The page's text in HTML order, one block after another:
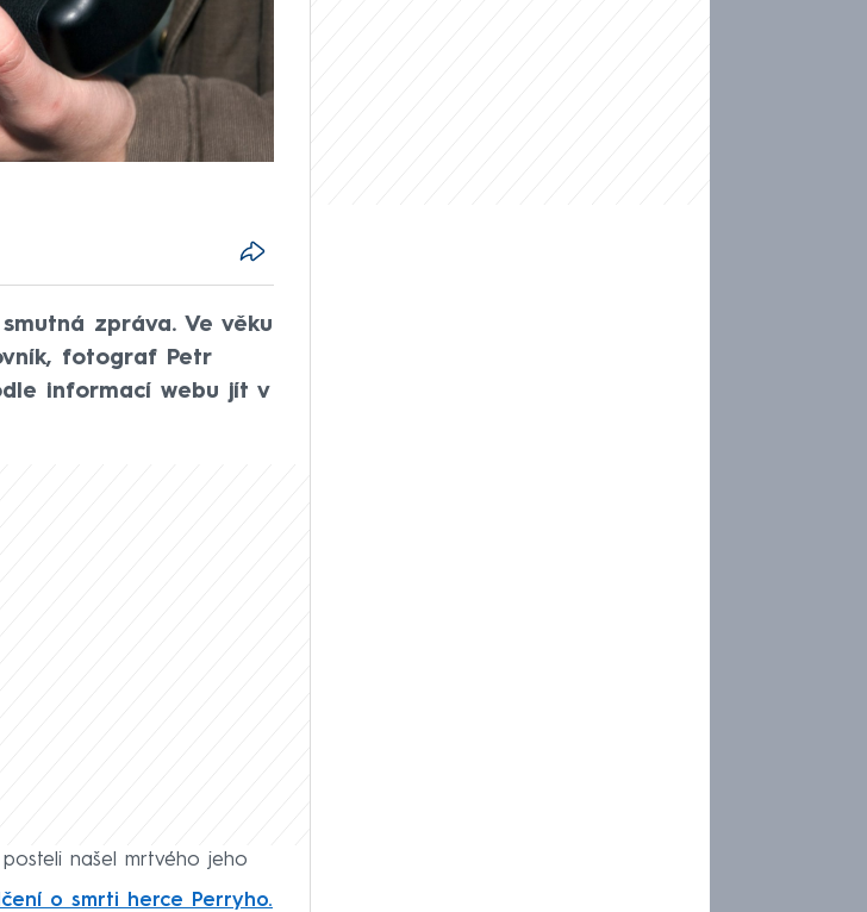
zpráva. Ve věku
fotograf Petr
informací webu jít v
našel mrtvého jeho
o smrti herce Perryho.